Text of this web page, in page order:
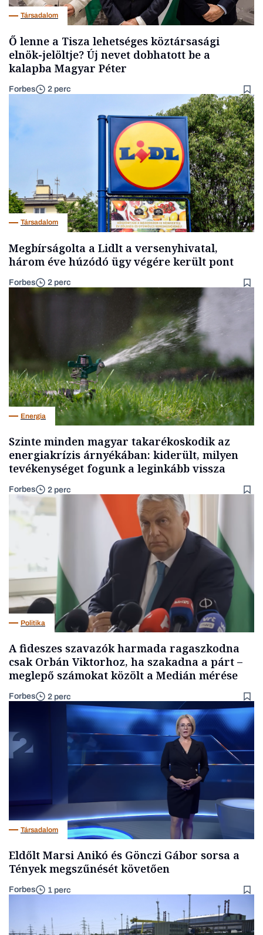
Társadalom
Ő lenne a Tisza lehetséges köztársasági
elnök-jelöltje? Új nevet dobhatott be a
kalapba Magyar Péter
Forbes 2 perc
Társadalom
Megbírságolta a Lidlt a versenyhivatal,
három éve húzódó ügy végére került pont
Forbes 2 perc
Energia
Szinte minden magyar takarékoskodik az
energiakrízis árnyékában: kiderült, milyen
tevékenységet fogunk a leginkább vissza
Forbes 2 perc
Politika
A fideszes szavazók harmada ragaszkodna
csak Orbán Viktorhoz, ha szakadna a párt –
meglepő számokat közölt a Medián mérése
Forbes 2 perc
Társadalom
Eldőlt Marsi Anikó és Gönczi Gábor sorsa a
Tények megszűnését követően
Forbes 1 perc